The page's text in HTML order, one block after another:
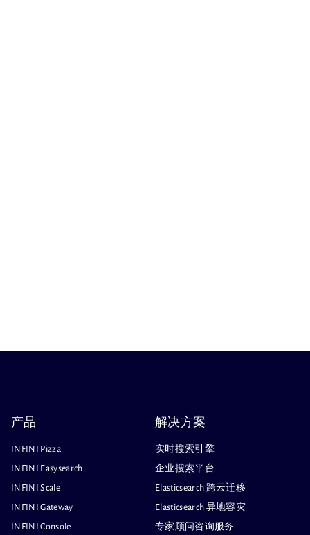
产品
INFINI Pizza
INFINI Easysearch
INFINI Scale
INFINI Gateway
INFINI Console
解决方案
实时搜索引擎
企业搜索平台
Elasticsearch 跨云迁移
Elasticsearch 异地容灾
专家顾问咨询服务